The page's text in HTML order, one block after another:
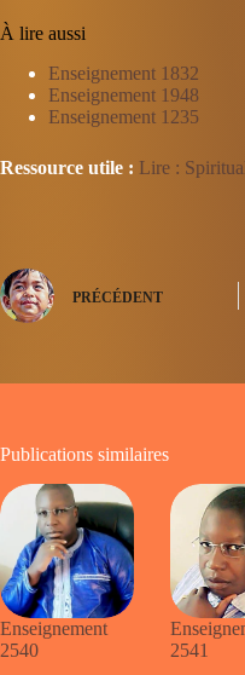
À lire aussi
Enseignement 1832
Enseignement 1948
Enseignement 1235
Ressource utile : Lire :
PRÉCÉDENT
Publications similaires
Enseignement
2540
2541